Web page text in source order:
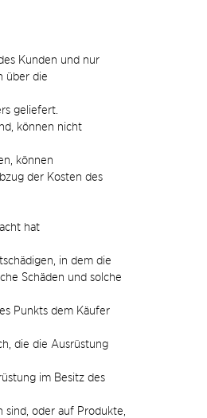
Kunden und nur
über die
geliefert.
können nicht
können
der Kosten des
hat
in dem die
Schäden und solche
Punkts dem Käufer
die die Ausrüstung
im Besitz des
oder auf Produkte,